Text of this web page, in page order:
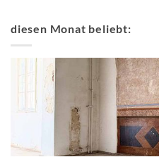
diesen Monat beliebt: